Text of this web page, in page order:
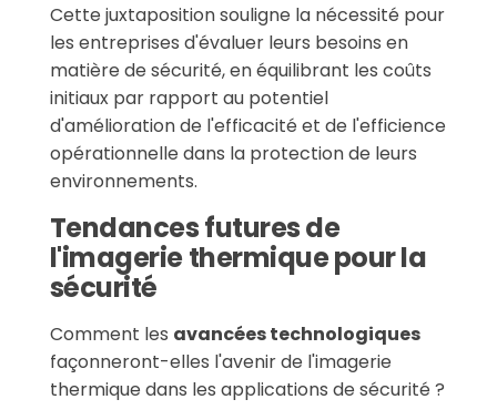
Cette juxtaposition souligne la nécessité pour
les entreprises d'évaluer leurs besoins en
matière de sécurité, en équilibrant les coûts
initiaux par rapport au potentiel
d'amélioration de l'efficacité et de l'efficience
opérationnelle dans la protection de leurs
environnements.
Tendances futures de
l'imagerie thermique pour la
sécurité
Comment les avancées technologiques
façonneront-elles l'avenir de l'imagerie
thermique dans les applications de sécurité ?